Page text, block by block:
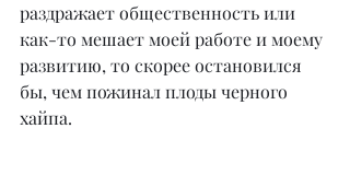
раздражает общественность или
как-то мешает моей работе и моему
развитию, то скорее остановился
бы, чем пожинал плоды черного
хайпа.